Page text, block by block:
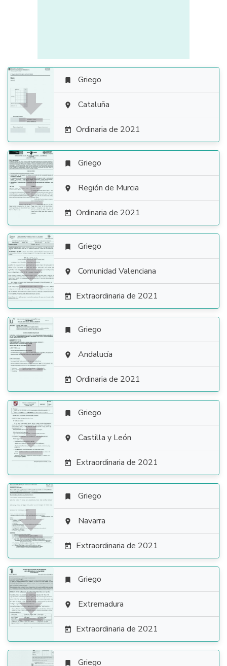

 Griego
 Cataluña
 Ordinaria de 2021

 Griego
 Región de Murcia
 Ordinaria de 2021

 Griego
 Comunidad Valenciana
 Extraordinaria de 2021

 Griego
 Andalucía
 Ordinaria de 2021

 Griego
 Castilla y León
 Extraordinaria de 2021

 Griego
 Navarra
 Extraordinaria de 2021

 Griego
 Extremadura
 Extraordinaria de 2021
 Griego